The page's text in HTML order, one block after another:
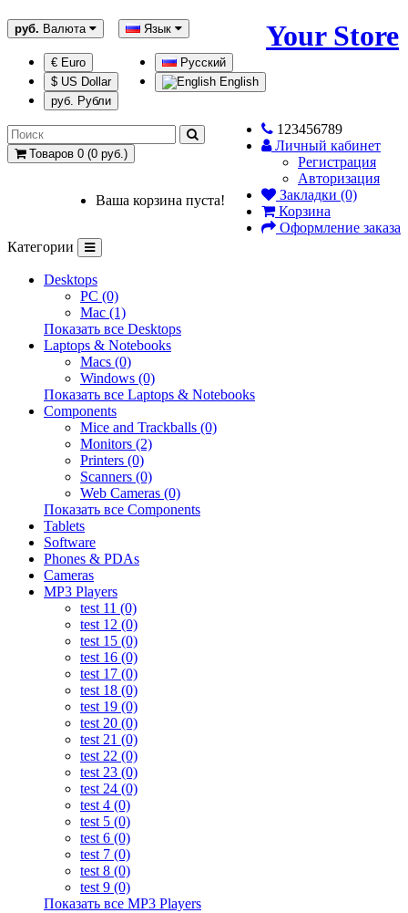
руб. Валюта
€ Euro
$ US Dollar
руб. Рубли
Язык
Русский
English
123456789
Личный кабинет
Регистрация
Авторизация
Закладки (0)
Корзина
Оформление заказа
Your Store
Товаров 0 (0 руб.)
Ваша корзина пуста!
Категории
Desktops
PC (0)
Mac (1)
Показать все Desktops
Laptops & Notebooks
Macs (0)
Windows (0)
Показать все Laptops & Notebooks
Components
Mice and Trackballs (0)
Monitors (2)
Printers (0)
Scanners (0)
Web Cameras (0)
Показать все Components
Tablets
Software
Phones & PDAs
Cameras
MP3 Players
test 11 (0)
test 12 (0)
test 15 (0)
test 16 (0)
test 17 (0)
test 18 (0)
test 19 (0)
test 20 (0)
test 21 (0)
test 22 (0)
test 23 (0)
test 24 (0)
test 4 (0)
test 5 (0)
test 6 (0)
test 7 (0)
test 8 (0)
test 9 (0)
Показать все MP3 Players